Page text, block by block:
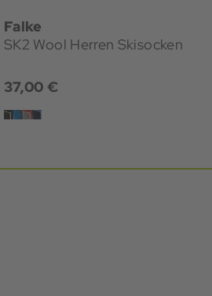
Falke
SK2 Wool Herren Skisocken
37,00 €